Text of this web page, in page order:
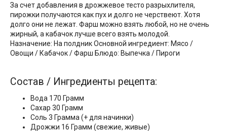
За счет добавления в дрожжевое тесто разрыхлителя,
пирожки получаются как пух и долго не черствеют. Хотя
долго они не лежат. Фарш можно взять любой, но не очень
жирный, а кабачок лучше всего взять молодой.
Назначение: На полдник Основной ингредиент: Мясо /
Овощи / Кабачок / Фарш Блюдо: Выпечка / Пироги
Состав / Ингредиенты рецепта:
Вода 170 Грамм
Сахар 30 Грамм
Соль 3 Грамма (+ для начинки)
Дрожжи 16 Грамм (свежие, живые)